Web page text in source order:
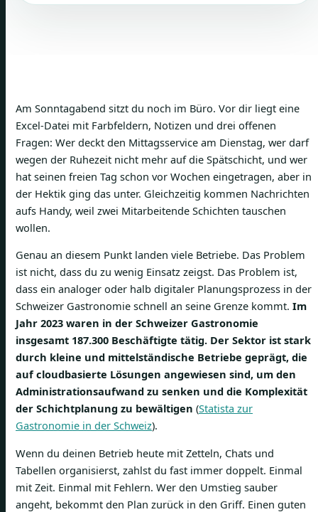
Am Sonntagabend sitzt du noch im Büro. Vor dir liegt eine
Excel-Datei mit Farbfeldern, Notizen und drei offenen
Fragen: Wer deckt den Mittagsservice am Dienstag, wer darf
wegen der Ruhezeit nicht mehr auf die Spätschicht, und wer
hat seinen freien Tag schon vor Wochen eingetragen, aber in
der Hektik ging das unter. Gleichzeitig kommen Nachrichten
aufs Handy, weil zwei Mitarbeitende Schichten tauschen
wollen.
Genau an diesem Punkt landen viele Betriebe. Das Problem
ist nicht, dass du zu wenig Einsatz zeigst. Das Problem ist,
dass ein analoger oder halb digitaler Planungsprozess in der
Schweizer Gastronomie schnell an seine Grenze kommt. Im
Jahr 2023 waren in der Schweizer Gastronomie
insgesamt 187.300 Beschäftigte tätig. Der Sektor ist stark
durch kleine und mittelständische Betriebe geprägt, die
auf cloudbasierte Lösungen angewiesen sind, um den
Administrationsaufwand zu senken und die Komplexität
der Schichtplanung zu bewältigen (Statista zur
Gastronomie in der Schweiz).
Wenn du deinen Betrieb heute mit Zetteln, Chats und
Tabellen organisierst, zahlst du fast immer doppelt. Einmal
mit Zeit. Einmal mit Fehlern. Wer den Umstieg sauber
angeht, bekommt den Plan zurück in den Griff. Einen guten